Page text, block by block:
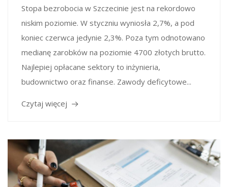
Stopa bezrobocia w Szczecinie jest na rekordowo
niskim poziomie. W styczniu wyniosła 2,7%, a pod
koniec czerwca jedynie 2,3%. Poza tym odnotowano
medianę zarobków na poziomie 4700 złotych brutto.
Najlepiej opłacane sektory to inżynieria,
budownictwo oraz finanse. Zawody deficytowe...
Czytaj więcej